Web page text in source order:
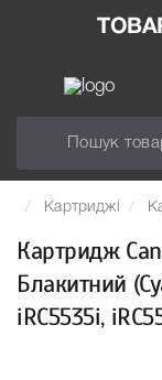
Картриджі
Картридж
Блакитний
iRC5535i,